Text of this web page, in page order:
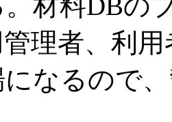
理者、利
になるので